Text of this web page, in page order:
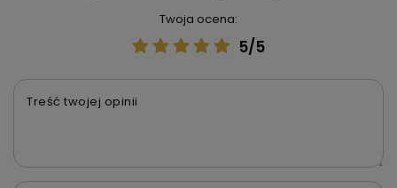
Twoja ocena:
5/5
Treść twojej opinii